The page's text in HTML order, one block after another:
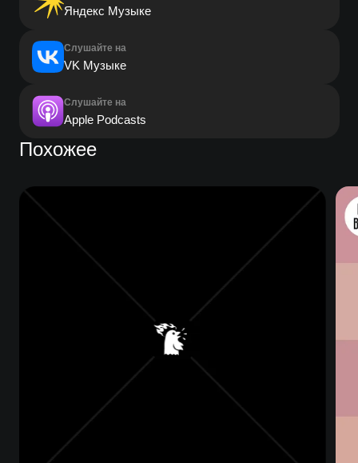
Яндекс Музыке
Слушайте на
VK Музыке
Слушайте на
Apple Podcasts
Похожее